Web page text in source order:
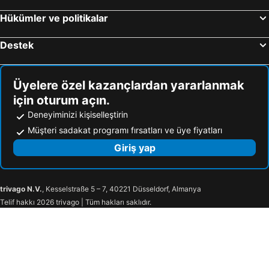
Hükümler ve politikalar
Destek
Üyelere özel kazançlardan yararlanmak
için oturum açın.
Deneyiminizi kişiselleştirin
Müşteri sadakat programı fırsatları ve üye fiyatları
Giriş yap
trivago N.V., Kesselstraße 5 – 7, 40221 Düsseldorf, Almanya
Telif hakkı 2026 trivago | Tüm hakları saklıdır.